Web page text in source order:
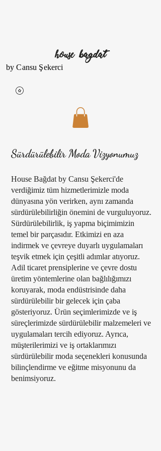
house bagdat
by Cansu Şekerci
Sürdürülebilir Moda Vizyonumuz
House Bağdat by Cansu Şekerci'de
verdiğimiz tüm hizmetlerimizle moda
dünyasına yön verirken, aynı zamanda
sürdürülebilirliğin önemini de vurguluyoruz.
Sürdürülebilirlik, iş yapma biçimimizin
temel bir parçasıdır. Etkimizi en aza
indirmek ve çevreye duyarlı uygulamaları
teşvik etmek için çeşitli adımlar atıyoruz.
Adil ticaret prensiplerine ve çevre dostu
üretim yöntemlerine olan bağlılığımızı
koruyarak, moda endüstrisinde daha
sürdürülebilir bir gelecek için çaba
gösteriyoruz. Ürün seçimlerimizde ve iş
süreçlerimizde sürdürülebilir malzemeleri ve
uygulamaları tercih ediyoruz. Ayrıca,
müşterilerimizi ve iş ortaklarımızı
sürdürülebilir moda seçenekleri konusunda
bilinçlendirme ve eğitme misyonunu da
benimsiyoruz.